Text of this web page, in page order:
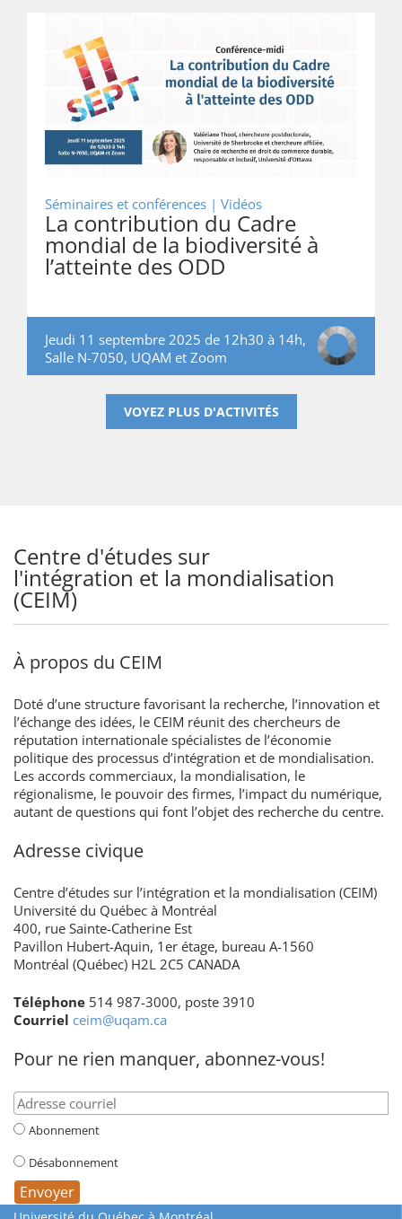
Séminaires et conférences | Vidéos
La contribution du Cadre
mondial de la biodiversité à
l’atteinte des ODD
Jeudi 11 septembre 2025 de 12h30 à 14h,
Salle N-7050, UQAM et Zoom
VOYEZ PLUS D'ACTIVITÉS
Centre d'études sur
l'intégration et la mondialisation
(CEIM)
À propos du CEIM
Doté d’une structure favorisant la recherche, l’innovation et
l’échange des idées, le CEIM réunit des chercheurs de
réputation internationale spécialistes de l’économie
politique des processus d’intégration et de mondialisation.
Les accords commerciaux, la mondialisation, le
régionalisme, le pouvoir des firmes, l’impact du numérique,
autant de questions qui font l’objet des recherche du centre.
Adresse civique
Centre d’études sur l’intégration et la mondialisation (CEIM)
Université du Québec à Montréal
400, rue Sainte-Catherine Est
Pavillon Hubert-Aquin, 1er étage, bureau A-1560
Montréal (Québec) H2L 2C5 CANADA
Téléphone 514 987-3000, poste 3910
Courriel ceim@uqam.ca
Pour ne rien manquer, abonnez-vous!
Abonnement
Désabonnement